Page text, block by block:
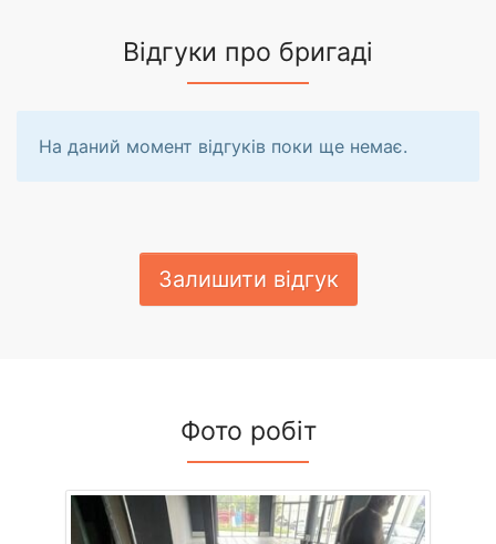
Відгуки про бригаді
На даний момент відгуків поки ще немає.
Залишити відгук
Фото робіт